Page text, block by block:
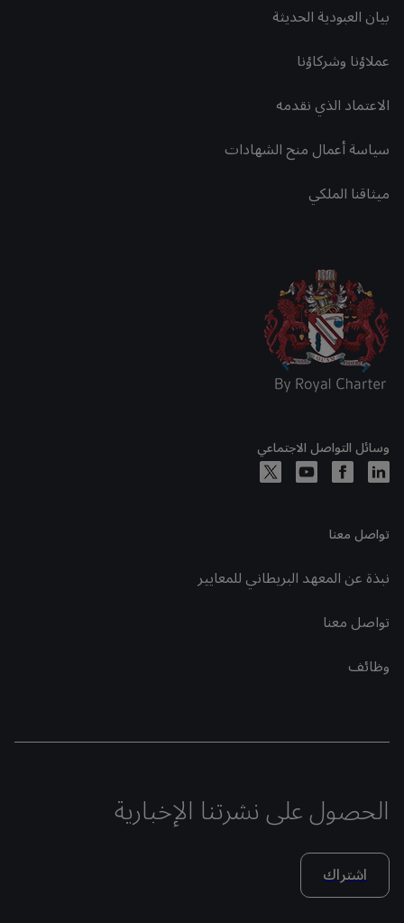
بيان العبودية الحديثة
عملاؤنا وشركاؤنا
الاعتماد الذي نقدمه
سياسة أعمال منح الشهادات
ميثاقنا الملكي
وسائل التواصل الاجتماعي
تواصل معنا
نبذة عن المعهد البريطاني للمعايير
تواصل معنا
وظائف
الحصول على نشرتنا الإخبارية
اشتراك